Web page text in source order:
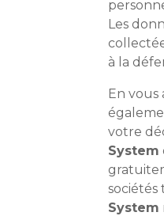
Les
à la
En vous
votre
System
sociétés
System